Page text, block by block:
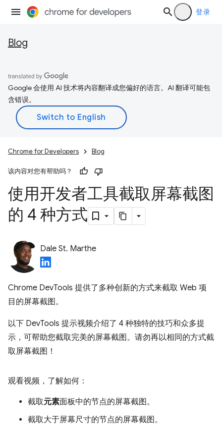
登录
Blog
Google 会使用 AI 技术将内容翻译成您偏好的语言。AI 翻译可能包
含错误。
Chrome for Developers Blog
该内容对您有帮助吗？
使用开发者工具截取屏幕截图
的 4 种方式
Dale St. Marthe
Chrome DevTools 提供了多种创新的方式来截取 Web 项
目的屏幕截图。
以下 DevTools 提示视频介绍了 4 种独特的技巧和众多提
示，可帮助您截取完美的屏幕截图。请勿再以相同的方式截
取屏幕截图！
观看视频，了解如何：
截取元素面板中的节点的屏幕截图。
截取大于屏幕尺寸的节点的屏幕截图。